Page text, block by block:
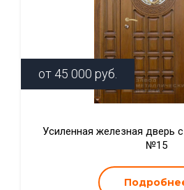
от 45 000 руб.
Усиленная железная дверь
№15